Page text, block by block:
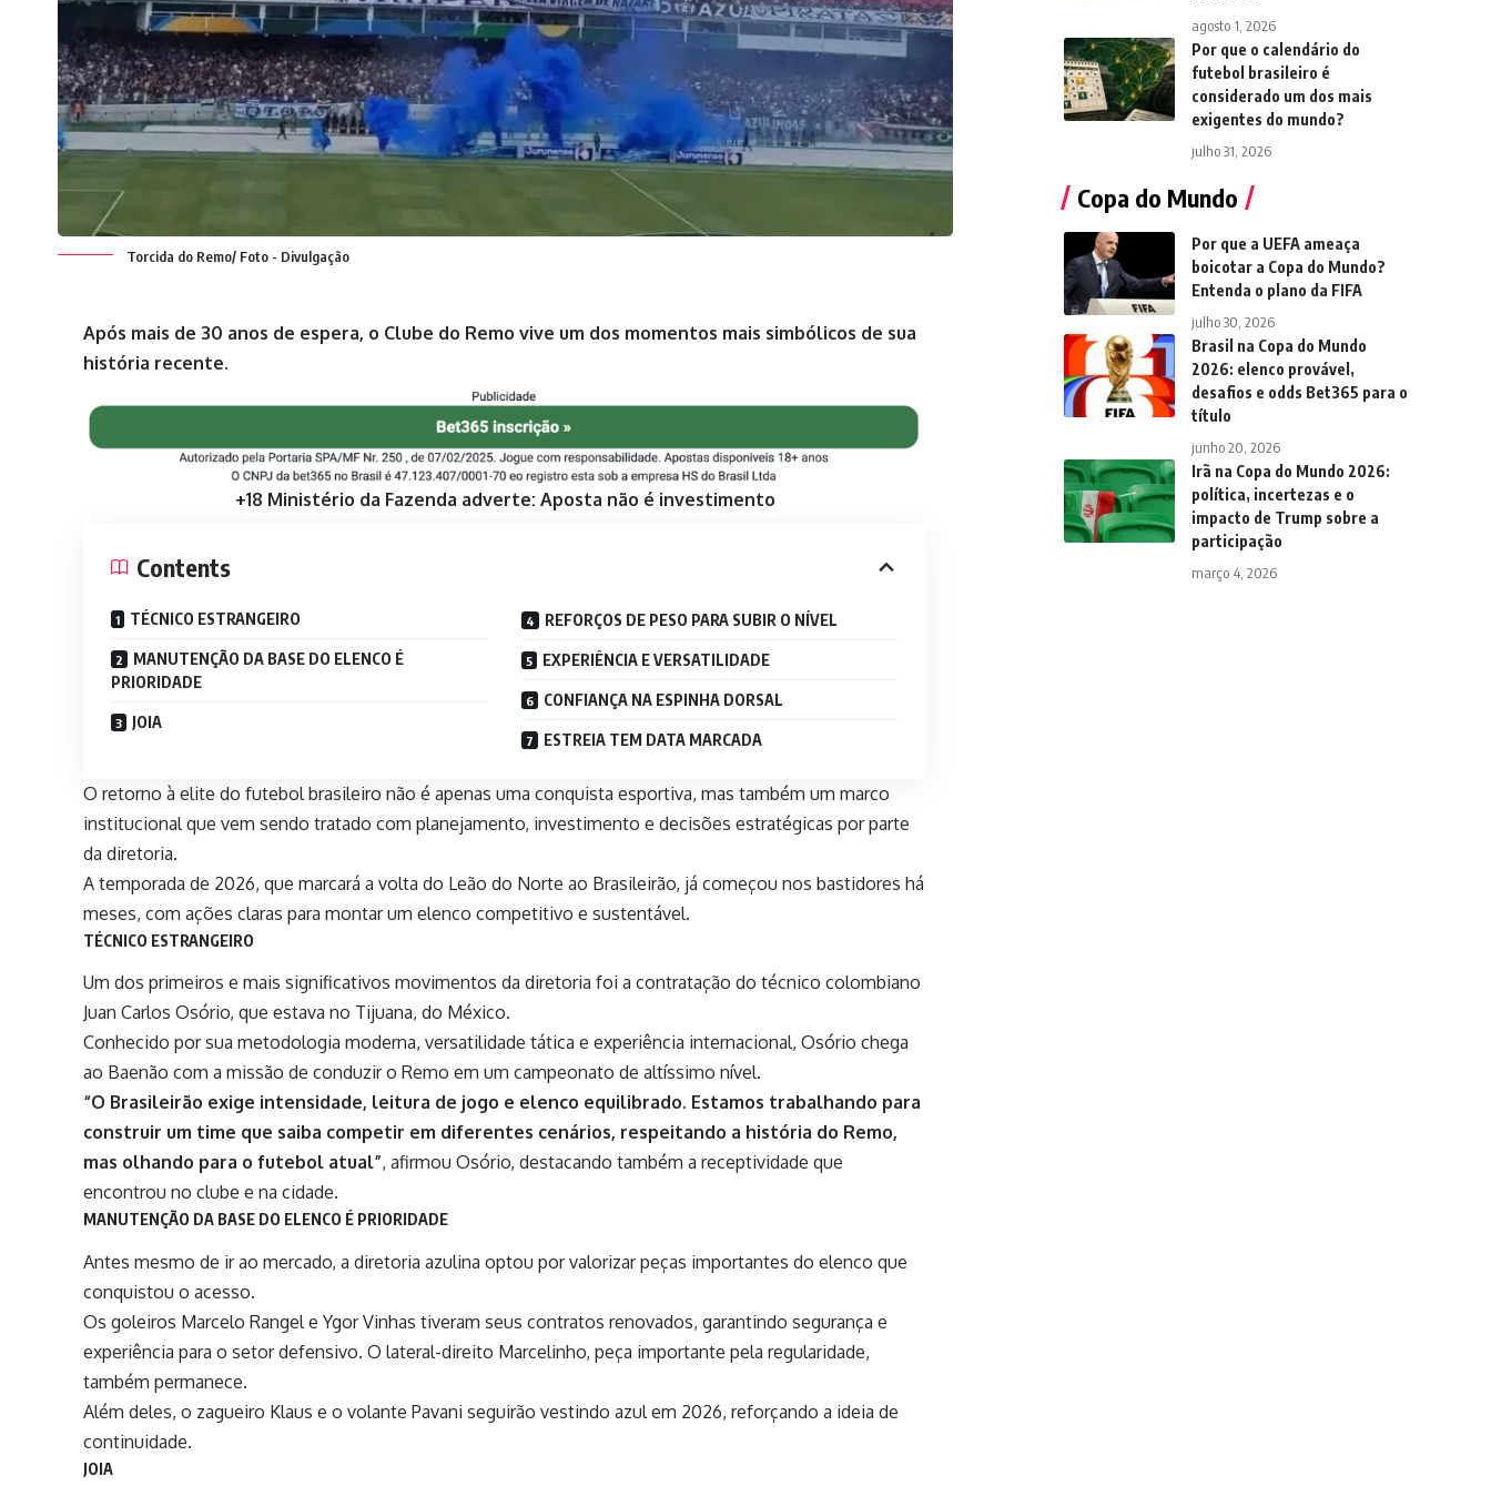
Torcida do Remo/ Foto - Divulgação
Após mais de 30 anos de espera, o Clube do Remo vive um dos momentos mais simbólicos de sua
história recente.
+18 Ministério da Fazenda adverte: Aposta não é investimento
Contents
TÉCNICO ESTRANGEIRO
MANUTENÇÃO DA BASE DO ELENCO É
PRIORIDADE
JOIA
REFORÇOS DE PESO PARA SUBIR O NÍVEL
EXPERIÊNCIA E VERSATILIDADE
CONFIANÇA NA ESPINHA DORSAL
ESTREIA TEM DATA MARCADA
O retorno à elite do futebol brasileiro não é apenas uma conquista esportiva, mas também um marco
institucional que vem sendo tratado com planejamento, investimento e decisões estratégicas por parte
da diretoria.
A temporada de 2026, que marcará a volta do Leão do Norte ao Brasileirão, já começou nos bastidores há
meses, com ações claras para montar um elenco competitivo e sustentável.
TÉCNICO ESTRANGEIRO
Um dos primeiros e mais significativos movimentos da diretoria foi a contratação do técnico colombiano
Juan Carlos Osório, que estava no Tijuana, do México.
Conhecido por sua metodologia moderna, versatilidade tática e experiência internacional, Osório chega
ao Baenão com a missão de conduzir o Remo em um campeonato de altíssimo nível.
“O Brasileirão exige intensidade, leitura de jogo e elenco equilibrado. Estamos trabalhando para
construir um time que saiba competir em diferentes cenários, respeitando a história do Remo,
mas olhando para o futebol atual”, afirmou Osório, destacando também a receptividade que
encontrou no clube e na cidade.
MANUTENÇÃO DA BASE DO ELENCO É PRIORIDADE
Antes mesmo de ir ao mercado, a diretoria azulina optou por valorizar peças importantes do elenco que
conquistou o acesso.
Os goleiros Marcelo Rangel e Ygor Vinhas tiveram seus contratos renovados, garantindo segurança e
experiência para o setor defensivo. O lateral-direito Marcelinho, peça importante pela regularidade,
também permanece.
Além deles, o zagueiro Klaus e o volante Pavani seguirão vestindo azul em 2026, reforçando a ideia de
continuidade.
JOIA
agosto 1, 2026
Por que o calendário do
futebol brasileiro é
considerado um dos mais
exigentes do mundo?
julho 31, 2026
Copa do Mundo
Por que a UEFA ameaça
boicotar a Copa do Mundo?
Entenda o plano da FIFA
julho 30, 2026
Brasil na Copa do Mundo
2026: elenco provável,
desafios e odds Bet365 para o
título
junho 20, 2026
Irã na Copa do Mundo 2026:
política, incertezas e o
impacto de Trump sobre a
participação
março 4, 2026